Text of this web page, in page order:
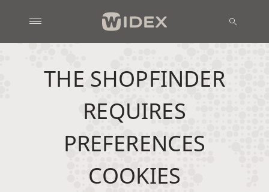
THE SHOPFINDER
REQUIRES
PREFERENCES
COOKIES